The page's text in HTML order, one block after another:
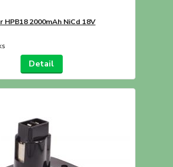
HPB18 2000mAh NiCd 18V
Detail